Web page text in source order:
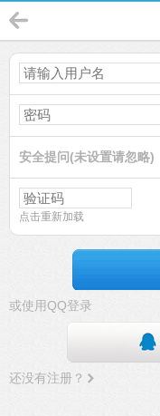
安全提问(未设置请忽略)
点击重新加载
或使用QQ登录
还没有注册？